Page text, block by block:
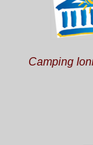
Camping